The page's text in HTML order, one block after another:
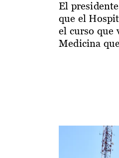
El
que el
el curso que
Medicina